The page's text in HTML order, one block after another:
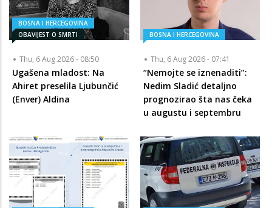
BOSNA I HERCEGOVINA
OBAVIJEST O SMRTI
Thu, 6 Aug 2026 - 08:50
Ugašena mladost: Na
Ahiret preselila Ljubunčić
(Enver) Aldina
BOSNA I HERCEGOVINA
Thu, 6 Aug 2026 - 07:41
“Nemojte se iznenaditi”:
Nedim Sladić detaljno
prognozirao šta nas čeka
u augustu i septembru